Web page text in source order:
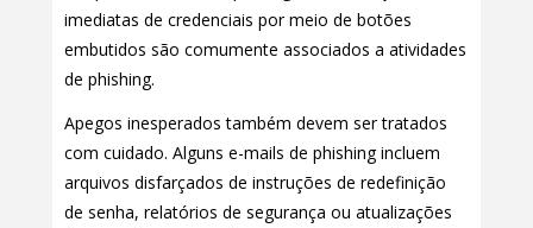
imediatas de credenciais por meio de botões
embutidos são comumente associados a atividades
de phishing.
Apegos inesperados também devem ser tratados
com cuidado. Alguns e-mails de phishing incluem
arquivos disfarçados de instruções de redefinição
de senha, relatórios de segurança ou atualizações